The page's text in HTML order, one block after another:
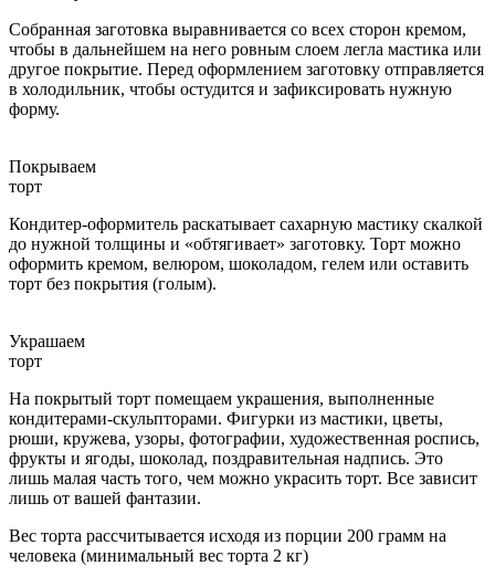
Собранная заготовка выравнивается со всех сторон кремом,
чтобы в дальнейшем на него ровным слоем легла мастика или
другое покрытие. Перед оформлением заготовку отправляется
в холодильник, чтобы остудится и зафиксировать нужную
форму.
Покрываем
торт
Кондитер-оформитель раскатывает сахарную мастику скалкой
до нужной толщины и «обтягивает» заготовку. Торт можно
оформить кремом, велюром, шоколадом, гелем или оставить
торт без покрытия (голым).
Украшаем
торт
На покрытый торт помещаем украшения, выполненные
кондитерами-скульпторами. Фигурки из мастики, цветы,
рюши, кружева, узоры, фотографии, художественная роспись,
фрукты и ягоды, шоколад, поздравительная надпись. Это
лишь малая часть того, чем можно украсить торт. Все зависит
лишь от вашей фантазии.
Вес торта рассчитывается исходя из порции 200 грамм на
человека (минимальный вес торта 2 кг)